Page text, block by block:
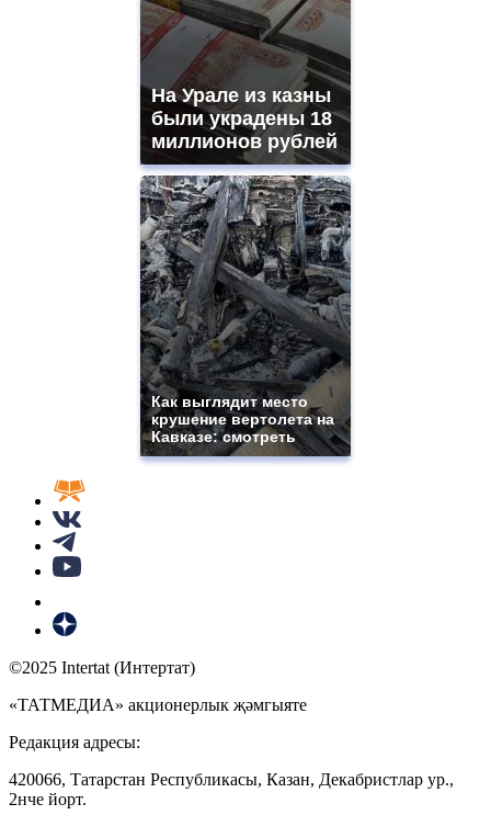
На Урале из казны
были украдены 18
миллионов рублей
Как выглядит место
крушение вертолета на
Кавказе: смотреть
©2025 Intertat (Интертат)
«ТАТМЕДИА» акционерлык җәмгыяте
Редакция адресы:
420066, Татарстан Республикасы, Казан, Декабристлар ур.,
2нче йорт.